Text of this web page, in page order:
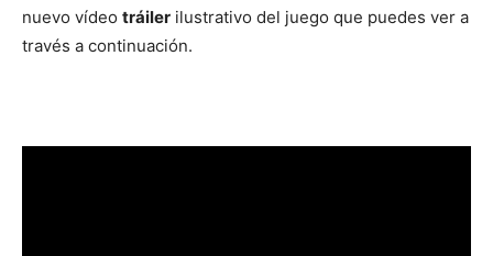
nuevo vídeo tráiler ilustrativo del juego que puedes ver a
través a continuación.